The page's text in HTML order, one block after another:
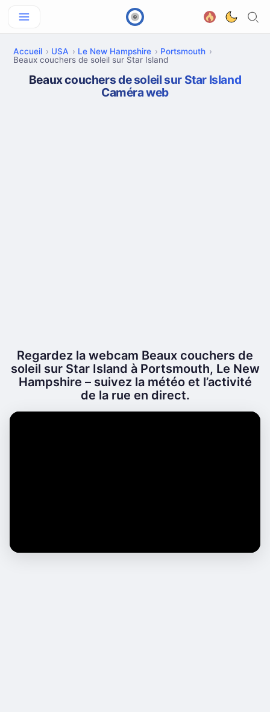
Accueil USA Le New Hampshire
Portsmouth
Beaux couchers de soleil sur Star Island
Beaux couchers de soleil sur Star Island
Caméra web
Regardez la webcam Beaux couchers de
soleil sur Star Island à Portsmouth, Le New
Hampshire – suivez la météo et l’activité
de la rue en direct.